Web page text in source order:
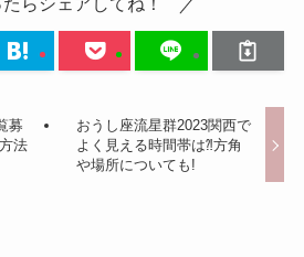
募
法
おうし座流星群2023関西で
よく見える時間帯は⁈方角
や場所についても!